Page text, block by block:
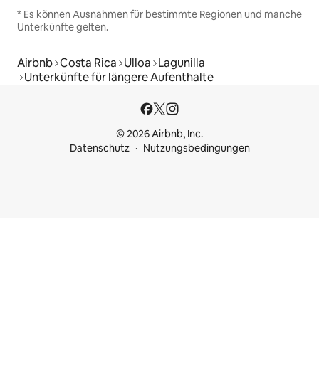
* Es können Ausnahmen für bestimmte Regionen und manche
Unterkünfte gelten.
Airbnb Costa Rica Ulloa Lagunilla
Unterkünfte für längere Aufenthalte
© 2026 Airbnb, Inc.
Datenschutz
Nutzungsbedingungen